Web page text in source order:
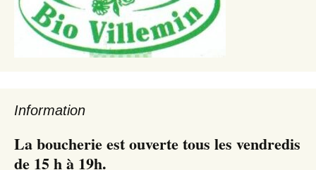
Information
La boucherie est ouverte tous les vendredis
de 15 h à 19h.